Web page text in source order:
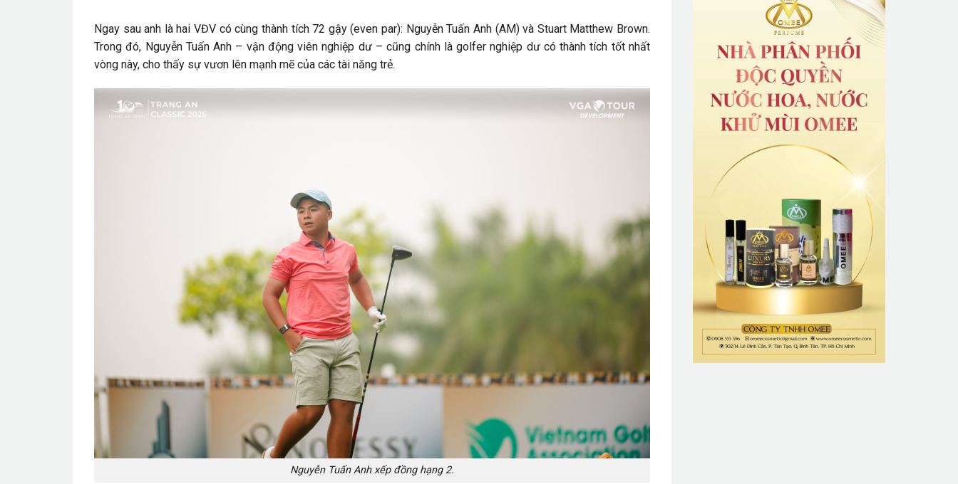
Ngay sau anh là hai VĐV có cùng thành tích 72 gậy (even par): Nguyễn Tuấn Anh (AM) và Stuart Matthew Brown.
Trong đó, Nguyễn Tuấn Anh – vận động viên nghiệp dư – cũng chính là golfer nghiệp dư có thành tích tốt nhất
vòng này, cho thấy sự vươn lên mạnh mẽ của các tài năng trẻ.
Nguyễn Tuấn Anh xếp đồng hạng 2.